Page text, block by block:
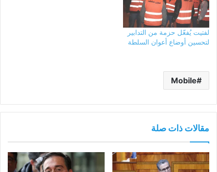
لفتيت يُفعّل حزمة من التدابير
لتحسين أوضاع أعوان السلطة
Mobile
مقالات ذات صلة